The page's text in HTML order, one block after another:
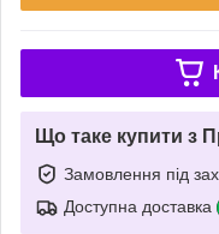
Що таке купити з
Замовлення під
Доступна доставка